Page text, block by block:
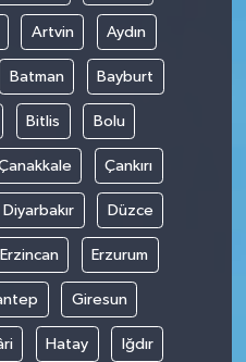
Artvin Aydın
Batman Bayburt
Bitlis Bolu
Çankırı
Diyarbakır Düzce
Erzincan Erzurum
Giresun
Hatay Iğdır